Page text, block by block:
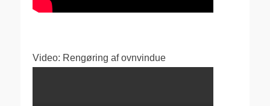
Video: Rengøring af ovnvindue